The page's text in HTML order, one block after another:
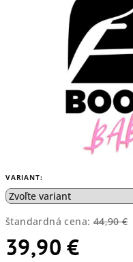
VARIANT:
štandardná cena: 44,90 €
39,90 €